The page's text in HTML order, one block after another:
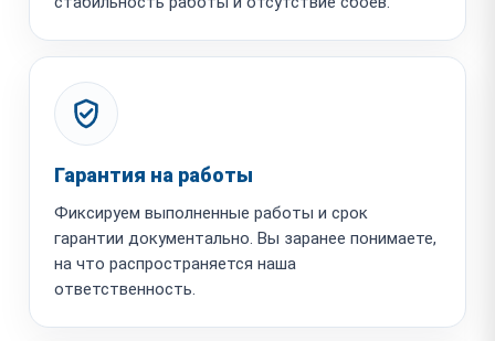
Гарантия на работы
Фиксируем выполненные работы и срок
гарантии документально. Вы заранее понимаете,
на что распространяется наша
ответственность.